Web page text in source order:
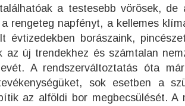
a testesebb vörösek, de
rengeteg napfényt, a kellemes
évtizedekben borászaink,
új trendekhez és számtalan
A rendszerváltoztatás óta
sok esetben a
az alföldi bor megbecsülését. A